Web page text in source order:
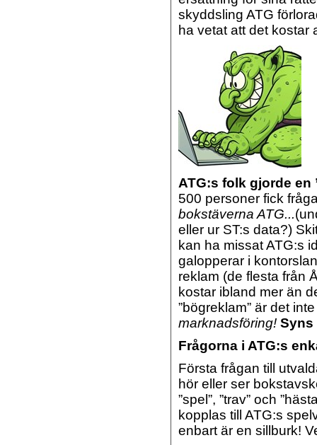
skyddsling ATG
ha vetat att det kostar
ATG:s folk gjorde
500 personer fick
bokstäverna ATG...
eller ur ST:s data?)
kan ha missat ATG:s
galopperar i
reklam (de flesta från
kostar ibland mer än
”bögreklam” är det
marknadsföring! Syns
Frågorna i ATG:s
Första frågan till
hör eller ser
”spel”, ”trav” och
kopplas till ATG:s
enbart är en sillburk!